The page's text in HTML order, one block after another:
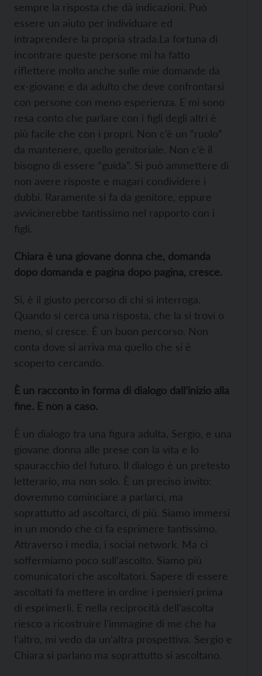
sempre la risposta che dà indicazioni. Può
essere un aiuto per individuare ed
intraprendere la propria strada.La fortuna di
incontrare queste persone mi ha fatto
riflettere molto anche sulle mie domande da
ex-giovane e da adulto che deve confrontarsi
con persone con meno esperienza. E mi sono
resa conto che parlare con i figli degli altri è
più facile che con i propri. Non c’è un “ruolo”
da mantenere, quello genitoriale. Non c’è il
bisogno di essere “guida”. Si può ammettere di
non avere risposte e magari condividere i
dubbi. Raramente si fa da genitore, eppure
avvicinerebbe tantissimo nel rapporto con i
figli.
Chiara è una giovane donna che, domanda
dopo domanda e pagina dopo pagina, cresce.
Si, è il giusto percorso di chi si interroga.
Quando si cerca una risposta, che la si trovi o
meno, si cresce. È un buon percorso. Non
conta dove si arriva ma quello che si è
scoperto cercando.
È un racconto in forma di dialogo dall’inizio alla
fine. E non a caso.
È un dialogo tra una figura adulta, Sergio, e una
giovane donna alle prese con la vita e lo
spauracchio del futuro. Il dialogo è un pretesto
letterario, ma non solo. È un preciso invito:
dovremmo cominciare a parlarci, ma
soprattutto ad ascoltarci, di più. Siamo immersi
in un mondo che ci fa esprimere tantissimo.
Attraverso i media, i social network. Ma ci
soffermiamo poco sull’ascolto. Siamo più
comunicatori che ascoltatori. Sapere di essere
ascoltati fa mettere in ordine i pensieri prima
di esprimerli. E nella reciprocità dell’ascolta
riesco a ricostruire l’immagine di me che ha
l’altro, mi vedo da un’altra prospettiva. Sergio e
Chiara si parlano ma soprattutto si ascoltano.